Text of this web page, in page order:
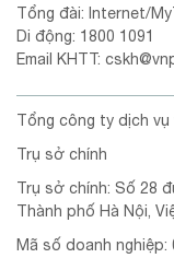
Tổng đài: Internet/
Di động: 1800 1091
Email KHTT:
Tổng công ty dịch vụ
Trụ sở chính
Trụ sở chính: Số 28
Thành phố Hà Nội,
Mã số doanh nghiệp: